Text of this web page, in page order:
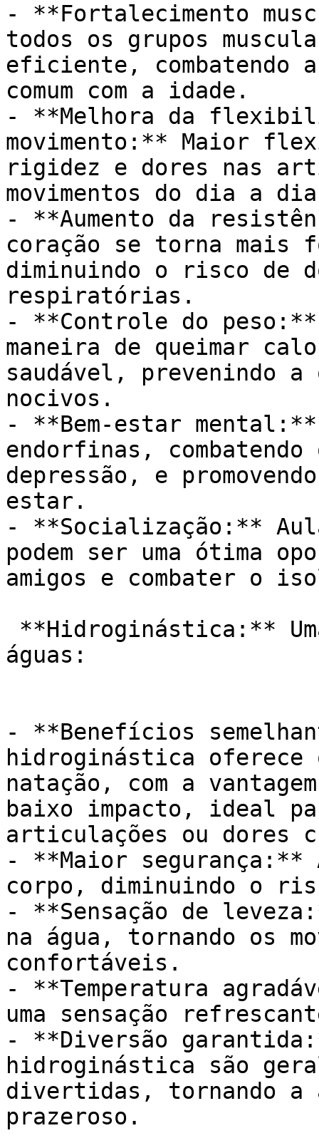
- **Fortalecimento
todos os grupos
eficiente, combatendo
comum com a idade.
- **Melhora da
movimento:** Maior
rigidez e dores nas
movimentos do dia a
- **Aumento da
coração se torna
diminuindo o risco de
respiratórias.
- **Controle do peso:**
maneira de queimar
saudável, prevenindo
nocivos.
- **Bem-estar
endorfinas,
depressão, e
estar.
- **Socialização:**
podem ser uma ótima
amigos e combater o
águas:
- **Benefícios
hidroginástica oferece
natação, com a
baixo impacto, ideal
articulações ou dores
- **Maior segurança:**
corpo, diminuindo o
- **Sensação de
na água, tornando os
confortáveis.
- **Temperatura
uma sensação
- **Diversão
hidroginástica são
divertidas, tornando a
prazeroso.